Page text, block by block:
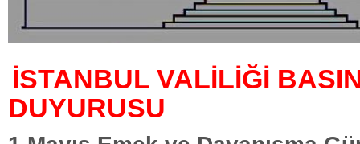
İSTANBUL VALİLİĞİ
DUYURUSU